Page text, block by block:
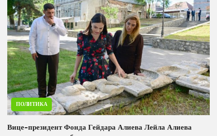
ПОЛИТИКА
Вице-президент Фонда Гейдара Алиева Лейла Алиева